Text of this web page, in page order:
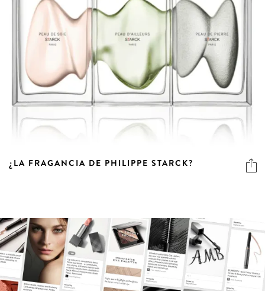
¿LA FRAGANCIA DE PHILIPPE STARCK?